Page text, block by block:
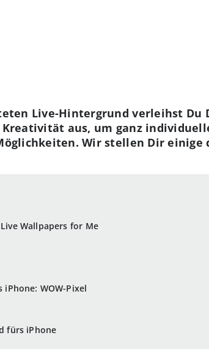
Wallpapers for Me
WOW-Pixel
fürs iPhone
Live-Hintergrund verleihst Du
aus, um ganz
Wir stellen Dir einige